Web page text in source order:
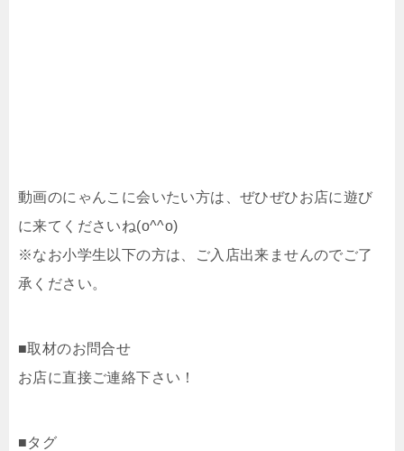
動画のにゃんこに会いたい方は、ぜひぜひお店に遊び
に来てくださいね(o^^o)
※なお小学生以下の方は、ご入店出来ませんのでご了
承ください。
■取材のお問合せ
お店に直接ご連絡下さい！
■タグ